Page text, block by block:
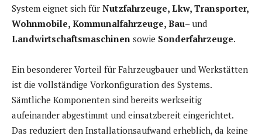
System eignet sich für Nutzfahrzeuge, Lkw, Transporter,
Wohnmobile, Kommunalfahrzeuge, Bau– und
Landwirtschaftsmaschinen sowie Sonderfahrzeuge.
Ein besonderer Vorteil für Fahrzeugbauer und Werkstätten
ist die vollständige Vorkonfiguration des Systems.
Sämtliche Komponenten sind bereits werkseitig
aufeinander abgestimmt und einsatzbereit eingerichtet.
Das reduziert den Installationsaufwand erheblich, da keine